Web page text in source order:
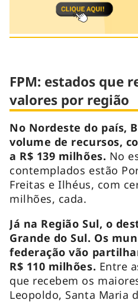
FPM: estados que
valores por região
No Nordeste do país,
volume de recursos,
a R$ 139 milhões. No
contemplados estão
Freitas e Ilhéus, com
milhões, cada.
Já na Região Sul, o
Grande do Sul. Os
federação vão
R$ 110 milhões. Entre
que recebem os
Leopoldo, Santa Maria